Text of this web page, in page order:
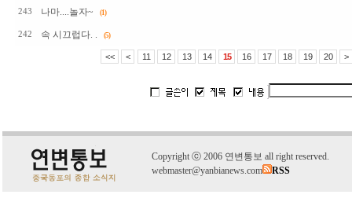
243 나마....놀자~ (1)
242 속 시끄럽다. . (5)
<< < 11 12 13 14 15 16 17 18 19 20 >
Copyright ⓒ 2006 연변통보 all right reserved.
webmaster@yanbianews.com
RSS